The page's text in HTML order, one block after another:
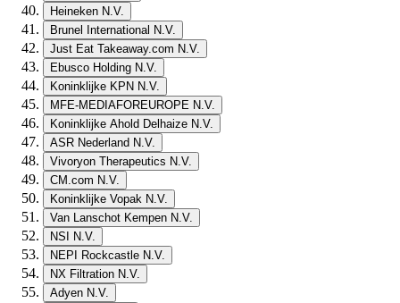
Heineken N.V.
Brunel International N.V.
Just Eat Takeaway.com N.V.
Ebusco Holding N.V.
Koninklijke KPN N.V.
MFE-MEDIAFOREUROPE N.V.
Koninklijke Ahold Delhaize N.V.
ASR Nederland N.V.
Vivoryon Therapeutics N.V.
CM.com N.V.
Koninklijke Vopak N.V.
Van Lanschot Kempen N.V.
NSI N.V.
NEPI Rockcastle N.V.
NX Filtration N.V.
Adyen N.V.